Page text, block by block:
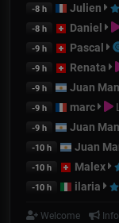
-8 h Julien
-8 h Daniel
-9 h Pascal
-9 h Renata
-9 h Juan
-9 h marc
-9 h Juan
-10 h Juan
-10 h Malex
-10 h ilaria
Welcome Info